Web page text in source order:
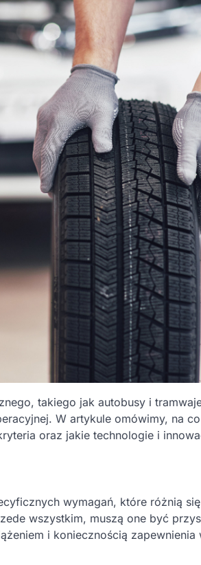
takiego jak autobusy i
W artykule omówimy, na
oraz jakie technologie i
wymagań, które różnią
wszystkim, muszą one być
i koniecznością